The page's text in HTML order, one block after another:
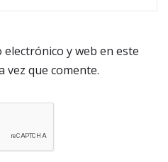
y web en este
vez que comente.